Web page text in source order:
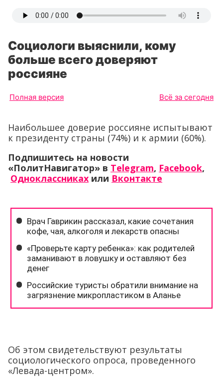
Социологи выяснили, кому
больше всего доверяют
россияне
Полная версия Всё за сегодня
Наибольшее доверие россияне испытывают
к президенту страны (74%) и к армии (60%).
Подпишитесь на новости
«ПолитНавигатор» в Telegram, Facebook,
Одноклассниках или Вконтакте
Об этом свидетельствуют результаты
социологического опроса, проведенного
«Левада-центром».